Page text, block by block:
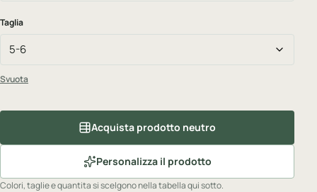
Taglia
Svuota
Acquista prodotto neutro
Personalizza il prodotto
Colori, taglie e quantita si scelgono nella tabella qui sotto.